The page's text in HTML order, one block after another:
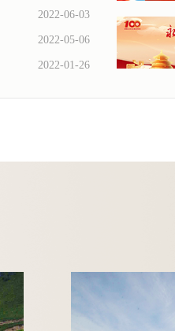
2022-06-03
2022-05-06
2022-01-26